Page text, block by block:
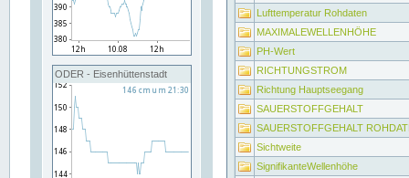
ODER - Eisenhüttenstadt
Lufttemperatur Rohdaten
MAXIMALEWELLENHÖHE
PH-Wert
RICHTUNGSTROM
Richtung Hauptseegang
SAUERSTOFFGEHALT
SAUERSTOFFGEHALT
Sichtweite
SignifikanteWellenhöhe